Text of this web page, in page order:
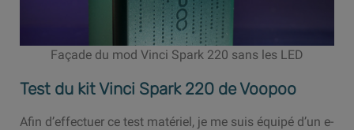
Façade du mod Vinci Spark 220 sans les LED
Test du kit Vinci Spark 220 de Voopoo
Afin d’effectuer ce test matériel, je me suis équipé d’un e-